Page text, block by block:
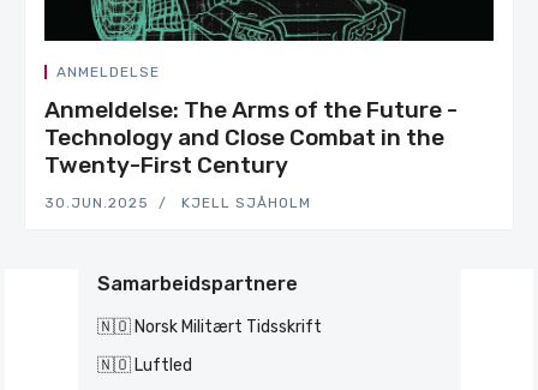
ANMELDELSE
Anmeldelse: The Arms of the Future -
Technology and Close Combat in the
Twenty-First Century
30.JUN.2025 KJELL SJÅHOLM
Samarbeidspartnere
🇳🇴 Norsk Militært Tidsskrift
🇳🇴 Luftled